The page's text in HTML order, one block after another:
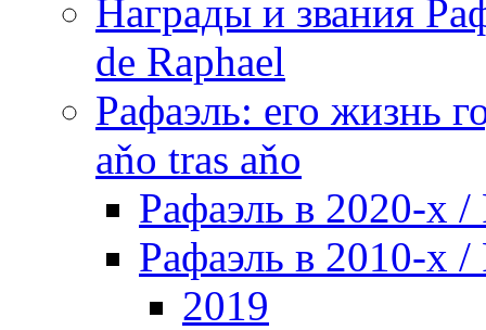
Награды и звания
de Raphael
Рафаэль: его жизнь
aňo tras aňo
Рафаэль в 2020-х /
Рафаэль в 2010-х /
2019